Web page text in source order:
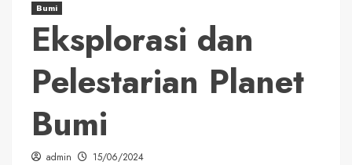
Bumi
Eksplorasi dan
Pelestarian Planet
Bumi
admin 15/06/2024